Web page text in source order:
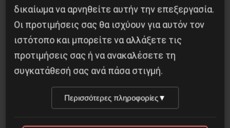
3 Αυγούστου 2026
δικαίωμα να αρνηθείτε αυτήν την επεξεργασία.
Οι προτιμήσεις σας θα ισχύουν για αυτόν τον
ιστότοπο και μπορείτε να αλλάξετε τις
προτιμήσεις σας ή να ανακαλέσετε τη
συγκατάθεσή σας ανά πάσα στιγμή.
Περισσότερες πληροφορίες▼